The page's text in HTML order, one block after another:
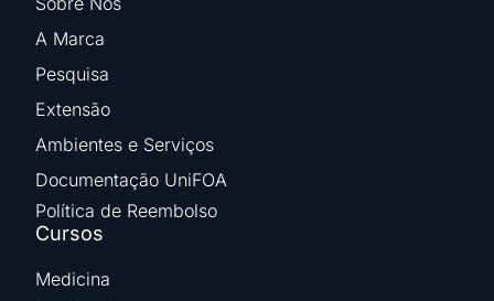
A Marca
Pesquisa
Extensão
Ambientes e Serviços
Documentação UniFOA
Política de Reembolso
Cursos
Medicina